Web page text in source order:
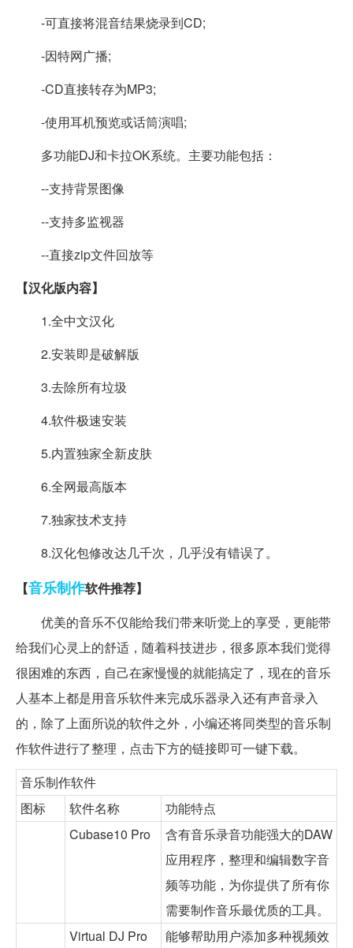
-可直接将混音结果烧录到CD;
-因特网广播;
-CD直接转存为MP3;
-使用耳机预览或话筒演唱;
多功能DJ和卡拉OK系统。主要功能包括：
--支持背景图像
--支持多监视器
--直接zip文件回放等
【汉化版内容】
1.全中文汉化
2.安装即是破解版
3.去除所有垃圾
4.软件极速安装
5.内置独家全新皮肤
6.全网最高版本
7.独家技术支持
8.汉化包修改达几千次，几乎没有错误了。
【音乐制作软件推荐】
优美的音乐不仅能给我们带来听觉上的享受，更能带
给我们心灵上的舒适，随着科技进步，很多原本我们觉得
很困难的东西，自己在家慢慢的就能搞定了，现在的音乐
人基本上都是用音乐软件来完成乐器录入还有声音录入
的，除了上面所说的软件之外，小编还将同类型的音乐制
作软件进行了整理，点击下方的链接即可一键下载。
音乐制作软件
图标
软件名称
功能特点
Cubase10 Pro
含有音乐录音功能强大的DAW
应用程序，整理和编辑数字音
频等功能，为你提供了所有你
需要制作音乐最优质的工具。
Virtual DJ Pro
能够帮助用户添加多种视频效